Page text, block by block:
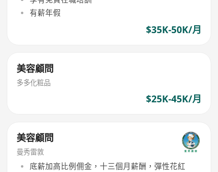
有薪年假
$35K-50K/月
美容顧問
多多化粧品
$25K-45K/月
美容顧問
曼秀雷敦
底薪加高比例佣金，十三個月薪酬，彈性花紅